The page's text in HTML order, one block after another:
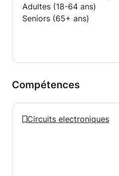
Adultes (18-64 ans)
Seniors (65+ ans)
Compétences
Circuits electroniques